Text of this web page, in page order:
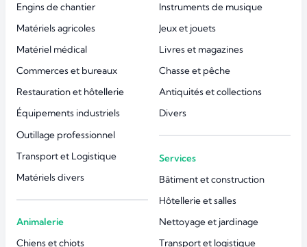
Engins de chantier
Matériels agricoles
Matériel médical
Commerces et bureaux
Restauration et hôtellerie
Équipements industriels
Outillage professionnel
Transport et Logistique
Matériels divers
Animalerie
Chiens et chiots
Instruments de musique
Jeux et jouets
Livres et magazines
Chasse et pêche
Antiquités et collections
Divers
Services
Bâtiment et construction
Hôtellerie et salles
Nettoyage et jardinage
Transport et logistique